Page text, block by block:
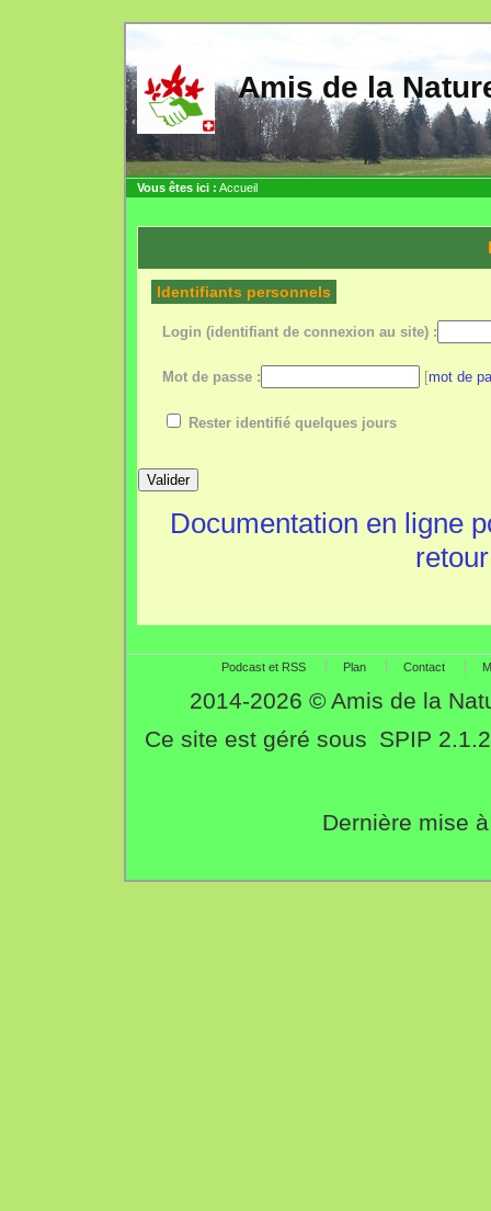
Amis de la
Vous êtes ici : Accueil
Identifiants personnels
Login (identifiant de connexion au site) :
Mot de passe : mot de
Rester identifié quelques jours
Documentation en ligne
Podcast et RSS Plan Contact
2014-2026 © Amis de la
Ce site est géré sous SPIP
Dernière mise